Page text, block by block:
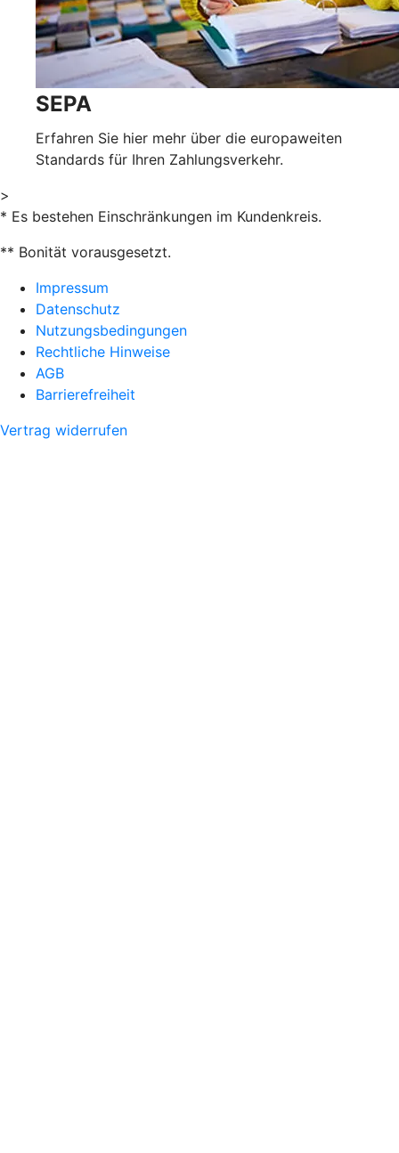
SEPA
Erfahren Sie hier mehr über die europaweiten
Standards für Ihren Zahlungsverkehr.
>
* Es bestehen Einschränkungen im Kundenkreis.
** Bonität vorausgesetzt.
Impressum
Datenschutz
Nutzungsbedingungen
Rechtliche Hinweise
AGB
Barrierefreiheit
Vertrag widerrufen